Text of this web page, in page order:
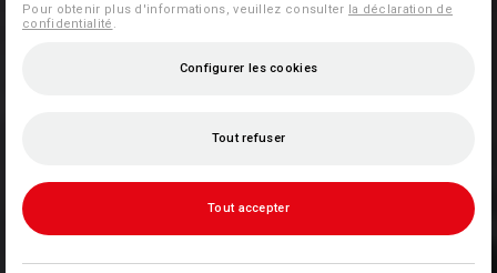
Pour obtenir plus d'informations, veuillez consulter la déclaration de
confidentialité
Configurer les cookies
Tout refuser
Tout accepter